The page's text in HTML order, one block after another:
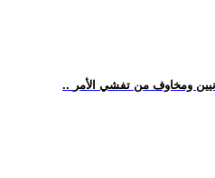
ومخاوف من تفشي الأمر